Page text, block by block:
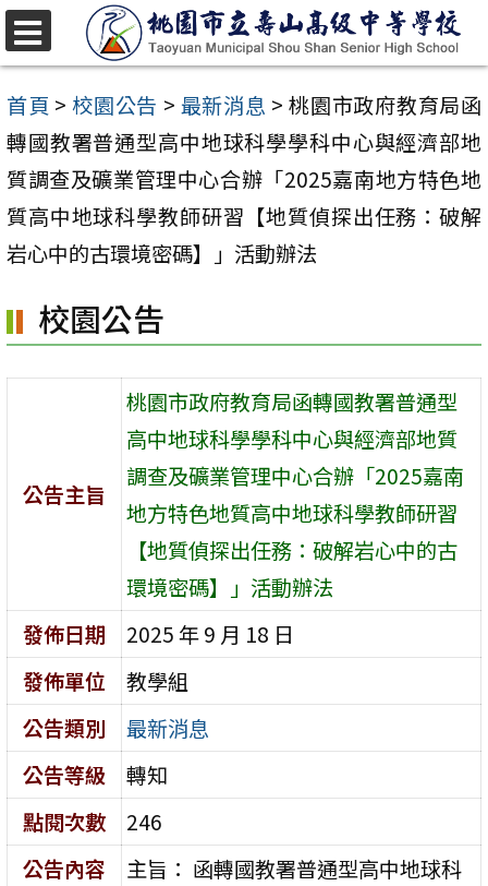
跳
至
主
要
內
容
區
首頁 > 校園公告 > 最新消息 > 桃園市政府教育局函
轉國教署普通型高中地球科學學科中心與經濟部地
質調查及礦業管理中心合辦「2025嘉南地方特色地
質高中地球科學教師研習【地質偵探出任務：破解
岩心中的古環境密碼】」活動辦法
校園公告
公告主旨
桃園市政府教育局函轉國教署普通型
高中地球科學學科中心與經濟部地質
調查及礦業管理中心合辦「2025嘉南
地方特色地質高中地球科學教師研習
【地質偵探出任務：破解岩心中的古
環境密碼】」活動辦法
發佈日期
2025 年 9 月 18 日
發佈單位
教學組
公告類別
最新消息
公告等級
轉知
點閱次數
246
公告內容
主旨： 函轉國教署普通型高中地球科
選
單